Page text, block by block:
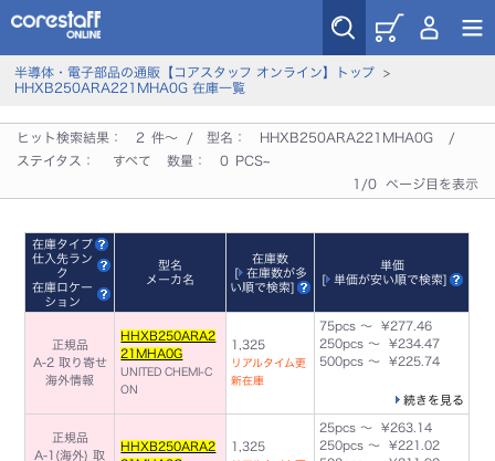
半導体・電子部品の通販【コアスタッフ オンライン】トップ>
HHXB250ARA221MHA0G 在庫一覧
ヒット検索結果： 2 件～ / 型名： HHXB250ARA221MHA0G
/
ステイタス：
すべて 数量： 0 PCS~
1/0 ページ目を表示
在庫タイプ
仕入先ラン
ク
在庫ロケー
ション
型名
メーカ名
在庫数
[
在庫数が多
い順で検索]
単価
[
単価が安い順で検索]
正規品
A-2 取り寄せ
海外情報
HHXB250ARA2
21MHA0G
UNITED CHEMI-C
ON
1,325
リアルタイム更
新在庫
75pcs ～ ¥277.46
250pcs ～ ¥234.47
500pcs ～ ¥225.74
続きを見る
正規品
A-1(海外) 取
HHXB250ARA2
1,325
25pcs ～ ¥263.14
250pcs ～ ¥221.02